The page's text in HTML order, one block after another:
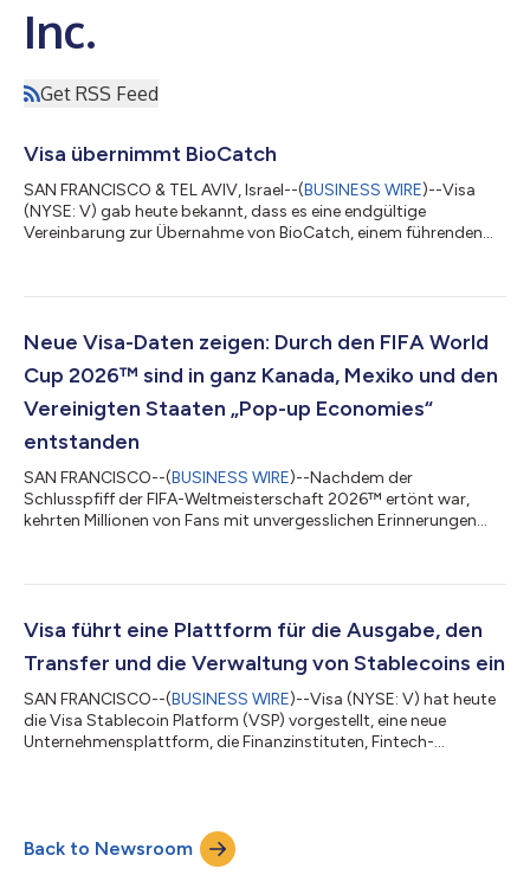
Inc.
Get RSS Feed
Visa übernimmt BioCatch
SAN FRANCISCO & TEL AVIV, Israel--(BUSINESS WIRE)--Visa
(NYSE: V) gab heute bekannt, dass es eine endgültige
Vereinbarung zur Übernahme von BioCatch, einem führenden
unter der Beratung von Permira und anderen Aktionären für 2,4
von BioCatch ergänzt die bestehenden Lösungen von Visa in
den Bereichen Cybersicherheit, Betrugsbekämpfung, R...
Neue Visa-Daten zeigen: Durch den FIFA World
Cup 2026™ sind in ganz Kanada, Mexiko und den
Vereinigten Staaten „Pop-up Economies“
entstanden
SAN FRANCISCO--(BUSINESS WIRE)--Nachdem der
Schlusspfiff der FIFA-Weltmeisterschaft 2026™ ertönt war,
kehrten Millionen von Fans mit unvergesslichen Erinnerungen
einen bleibenden Eindruck. Denn die Ausgaben während des
für Händler und die lokale Wirtschaft in den
Austragungsstädten in Kanada, Mexiko und den Vereinig...
Visa führt eine Plattform für die Ausgabe, den
Transfer und die Verwaltung von Stablecoins ein
SAN FRANCISCO--(BUSINESS WIRE)--Visa (NYSE: V) hat heute
die Visa Stablecoin Platform (VSP) vorgestellt, eine neue
Unternehmensplattform, die Finanzinstituten, Fintech-
Kryptostrategie von Visa bietet VSP Finanzinstituten, Fintech-
Unternehmen und anderen Zahlungsanbietern eine einfache
Möglichkeit, auf Stablecoins zuzugreife...
Back to Newsroom